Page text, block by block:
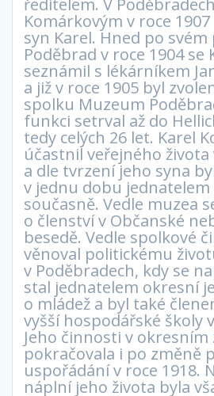
ředitelem. V
Komárkovým v roce
syn Karel. Hned po
Poděbrad v roce 1904 se
seznámil s lékárníkem
a již v roce 1905 byl
spolku Muzeum
funkci setrval až do
tedy celých 26 let. Karel
účastnil veřejného života
a dle tvrzení jeho syna
v jednu dobu
současně. Vedle muzea
o členství v Občanské
besedě. Vedle spolkové
věnoval politickému
v Poděbradech, kdy se
stal jednatelem okresní
o mládež a byl také
vyšší hospodářské školy
Jeho činnosti v
pokračovala i po změně
uspořádání v roce 1918.
náplní jeho života byla